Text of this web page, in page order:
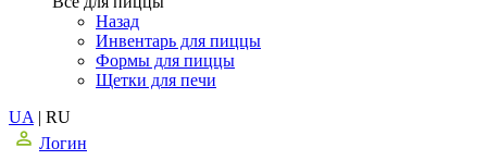
Назад
Инвентарь для пиццы
Формы для пиццы
Щетки для печи
UA | RU
Логин